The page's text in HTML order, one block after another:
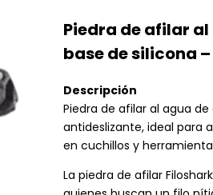
Piedra de afilar
base de silicona
Descripción
Piedra de afilar al agua
antideslizante, ideal para
en cuchillos y
La piedra de afilar